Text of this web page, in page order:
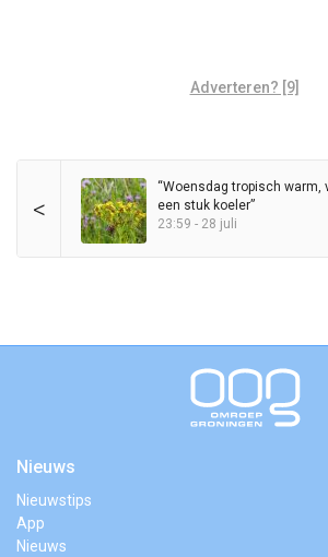
Adverteren? [9]
<
“Woensdag tropisch warm,
een stuk koeler”
23:59 - 28 juli
Nieuws
Nieuwstips
App
Nieuws